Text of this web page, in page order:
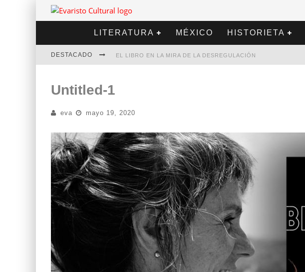
LITERATURA MÉXICO HISTORIETA
DESTACADO EL LIBRO EN LA MIRA DE LA DESREGULACIÓN
ALEJANDRA CORREA | LA NIEVE
Untitled-1
eva mayo 19, 2020